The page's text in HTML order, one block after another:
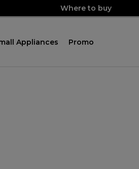
Where to buy
Appliances Promo